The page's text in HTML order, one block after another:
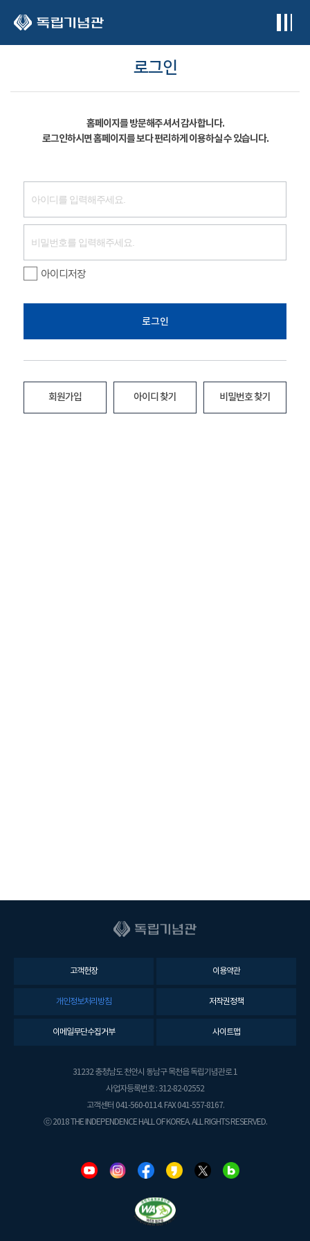
로그인
홈페이지를 방문해주셔서 감사합니다.
로그인하시면 홈페이지를 보다 편리하게 이용하실 수 있습니다.
아이디저장
로그인
회원가입 아이디 찾기 비밀번호 찾기
고객헌장 이용약관
개인정보처리방침 저작권정책
이메일무단수집거부 사이트맵
31232 충청남도 천안시 동남구 목천읍 독립기념관로 1
사업자등록번호 : 312-82-02552
고객센터 041-560-0114. FAX 041-557-8167.
ⓒ 2018 THE INDEPENDENCE HALL OF KOREA. ALL RIGHTS RESERVED.